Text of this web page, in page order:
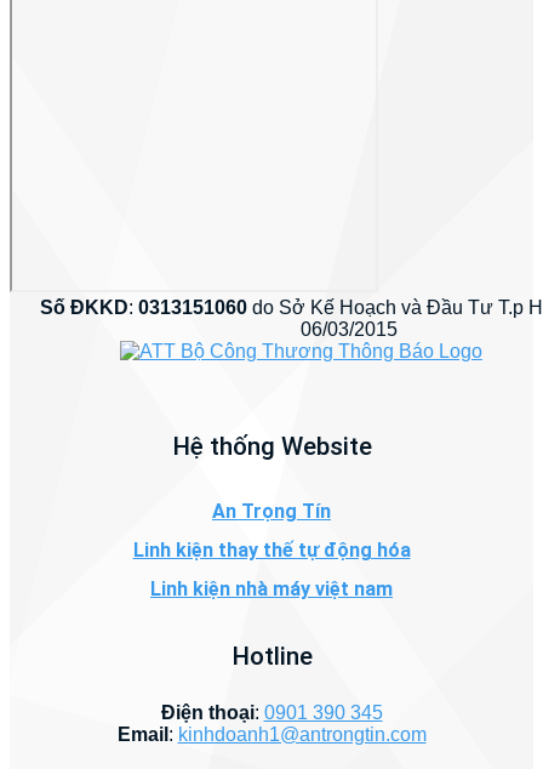
Số ĐKKD:0313151060 do Sở Kế Hoạch và Đầu Tư T.p
06/03/2015
Hệ thống Website
An Trọng Tín
Linh kiện thay thế tự động hóa
Linh kiện nhà máy việt nam
Hotline
Điện thoại: 0901 390 345
Email : kinhdoanh1@antrongtin.com